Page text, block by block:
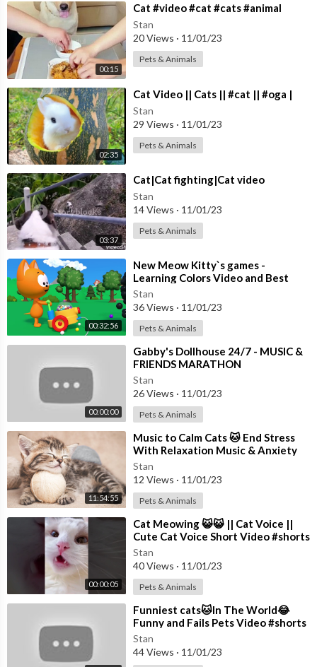
愛してるで
誰も彼も虜にしていく
その瞳が
その言葉が
嘘でもそれは
完全なアイ
はいはいあの子は特別です
我々は端からおまけです
お星様の引き立て役Bです
全てがあの子のお陰な訳ない
しゃらくさい
妬み嫉妬なんてない訳がない
これはネタじゃない
からこそ許せない
完璧じゃない君じゃ許せない
自分を許せない
誰よりも強い君以外は認めない
誰もが信じ崇めてる
まさに最強で無敵のアイドル
弱点なんて見当たらない
弱いとこなんて見せちゃ
ダメダメ
知りたくないとこは見せずに
唯一無二じゃなくちゃ
イヤイヤ
それこそ本物のアイ
得意の笑顔で沸かすメディア
隠しきるこの秘密だけは
愛してるって嘘で積むキャリア
これこそ私なりの愛だ
流れる汗も綺麗なアクア
ルビーを隠したこの瞼
歌い踊り舞う私はマリア
誰かに愛されたことも
誰かのこと愛したこともない
そんな私の嘘がいつか本当になること
00:15
⁣Cat #video #cat #cats #animal
Stan
20 Views · 11/01/23
Pets & Animals
02:35
⁣Cat Video || Cats || #cat || #oga |
Stan
29 Views · 11/01/23
Pets & Animals
03:37
⁣Cat|Cat fighting|Cat video
Stan
14 Views · 11/01/23
Pets & Animals
00:32:56
⁣New Meow Kitty`s games -
Learning Colors Video and Best
Nursery Games for Toddlers
Stan
36 Views · 11/01/23
Pets & Animals
00:00:00
⁣Gabby's Dollhouse 24/7 - MUSIC &
FRIENDS MARATHON
Stan
26 Views · 11/01/23
Pets & Animals
11:54:55
⁣Music to Calm Cats 🐱 End Stress
With Relaxation Music & Anxiety
Relief | Cat love Music
Stan
12 Views · 11/01/23
Pets & Animals
00:00:05
⁣Cat Meowing 😺😺 || Cat Voice ||
Cute Cat Voice Short Video #shorts
#cat #catlover
Stan
40 Views · 11/01/23
Pets & Animals
⁣Funniest cats🐱In The World😂
Funny and Fails Pets Video #shorts
#54 #cats #funny #animals
Stan
44 Views · 11/01/23